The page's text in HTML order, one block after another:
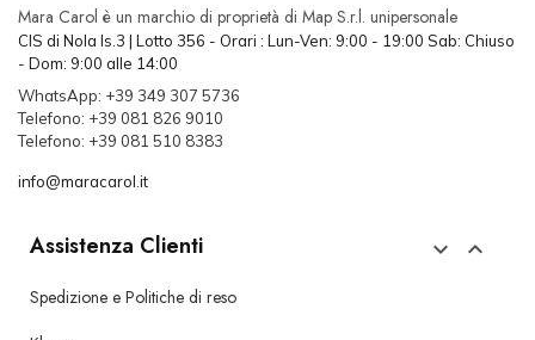
Mara Carol è un marchio di proprietà di Map S.r.l. unipersonale
CIS di Nola Is.3 | Lotto 356 - Orari : Lun-Ven: 9:00 - 19:00 Sab: Chiuso
- Dom: 9:00 alle 14:00
WhatsApp: +39 349 307 5736
Telefono: +39 081 826 9010
Telefono: +39 081 510 8383
info@maracarol.it
Assistenza Clienti  
Spedizione e Politiche di reso